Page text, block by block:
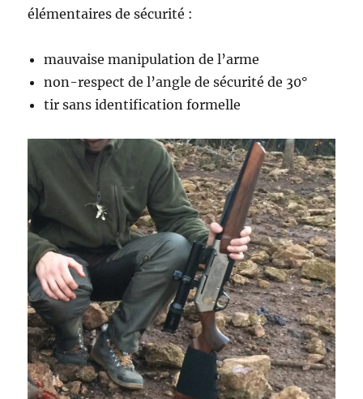
élémentaires de sécurité :
mauvaise manipulation de l’arme
non-respect de l’angle de sécurité de 30°
tir sans identification formelle